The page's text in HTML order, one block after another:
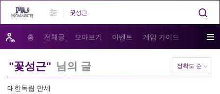
홈 전체글 모아보기 이벤트 게임 가이드
"꽃성근" 님의 글 정확도 순
대한독립 만세